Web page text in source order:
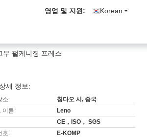
Korean
영업 및 지원:
펄케니징 프레스
세 정보:
소:
칭다오 시, 중국
이름:
Leno
CE，ISO， SGS
호:
E-KOMP